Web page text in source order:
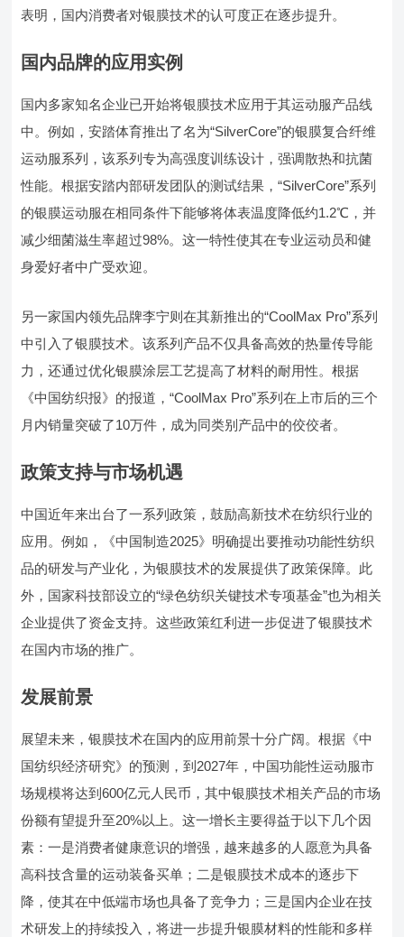
表明，国内消费者对银膜技术的认可度正在逐步提升。
国内品牌的应用实例
国内多家知名企业已开始将银膜技术应用于其运动服产品线
中。例如，安踏体育推出了名为“SilverCore”的银膜复合纤维
运动服系列，该系列专为高强度训练设计，强调散热和抗菌
性能。根据安踏内部研发团队的测试结果，“SilverCore”系列
的银膜运动服在相同条件下能够将体表温度降低约1.2℃，并
减少细菌滋生率超过98%。这一特性使其在专业运动员和健
身爱好者中广受欢迎。
另一家国内领先品牌李宁则在其新推出的“CoolMax Pro”系列
中引入了银膜技术。该系列产品不仅具备高效的热量传导能
力，还通过优化银膜涂层工艺提高了材料的耐用性。根据
《中国纺织报》的报道，“CoolMax Pro”系列在上市后的三个
月内销量突破了10万件，成为同类别产品中的佼佼者。
政策支持与市场机遇
中国近年来出台了一系列政策，鼓励高新技术在纺织行业的
应用。例如，《中国制造2025》明确提出要推动功能性纺织
品的研发与产业化，为银膜技术的发展提供了政策保障。此
外，国家科技部设立的“绿色纺织关键技术专项基金”也为相关
企业提供了资金支持。这些政策红利进一步促进了银膜技术
在国内市场的推广。
发展前景
展望未来，银膜技术在国内的应用前景十分广阔。根据《中
国纺织经济研究》的预测，到2027年，中国功能性运动服市
场规模将达到600亿元人民币，其中银膜技术相关产品的市场
份额有望提升至20%以上。这一增长主要得益于以下几个因
素：一是消费者健康意识的增强，越来越多的人愿意为具备
高科技含量的运动装备买单；二是银膜技术成本的逐步下
降，使其在中低端市场也具备了竞争力；三是国内企业在技
术研发上的持续投入，将进一步提升银膜材料的性能和多样